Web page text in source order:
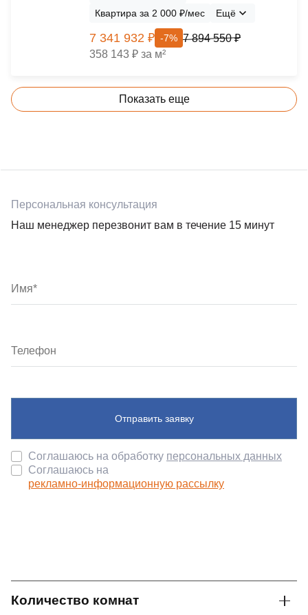
Квартира за 2 000 ₽/мес
Ещё
7 341 932 ₽ -7% 7 894 550 ₽
358 143 ₽ за м²
Показать еще
Персональная консультация
Наш менеджер перезвонит вам в течение 15 минут
Отправить заявку
Соглашаюсь на обработку персональных данных
Соглашаюсь на
рекламно-информационную рассылку
Количество комнат